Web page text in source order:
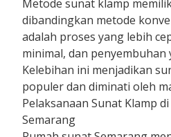
Metode sunat klamp
dibandingkan metode
adalah proses yang lebih
minimal, dan penyembuhan
Kelebihan ini menjadikan
populer dan diminati oleh
Pelaksanaan Sunat Klamp
Semarang